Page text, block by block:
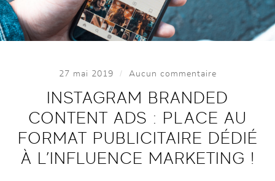
27 mai 2019 / Aucun commentaire
INSTAGRAM BRANDED
CONTENT ADS : PLACE AU
FORMAT PUBLICITAIRE DÉDIÉ
À L’INFLUENCE MARKETING !